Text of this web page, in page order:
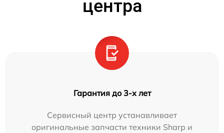
центра
Гарантия до 3-х лет
Сервисный центр устанавливает
оригинальные запчасти техники Sharp и